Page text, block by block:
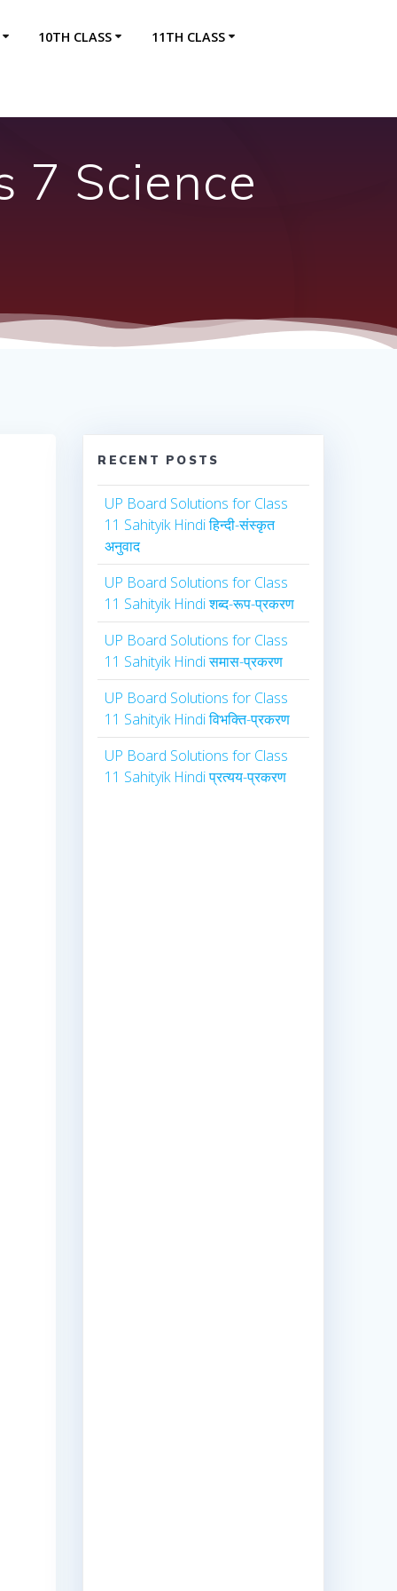
10TH CLASS 11TH CLASS
7 Science
RECENT POSTS
UP Board Solutions for Class
11 Sahityik Hindi हिन्दी-संस्कृत
अनुवाद
UP Board Solutions for Class
11 Sahityik Hindi शब्द-रूप-प्रकरण
UP Board Solutions for Class
11 Sahityik Hindi समास-प्रकरण
UP Board Solutions for Class
11 Sahityik Hindi विभक्ति-प्रकरण
UP Board Solutions for Class
11 Sahityik Hindi प्रत्यय-प्रकरण